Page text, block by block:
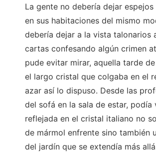
La gente no debería dejar
en sus habitaciones del mismo
debería dejar a la vista talonarios
cartas confesando algún crimen
pude evitar mirar, aquella tarde
el largo cristal que colgaba en el
azar así lo dispuso. Desde las
del sofá en la sala de estar, podía
reflejada en el cristal italiano no
de mármol enfrente sino también
del jardín que se extendía más